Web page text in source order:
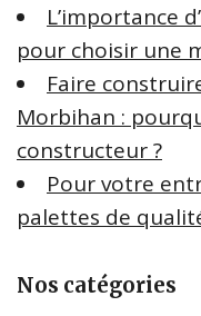
L’importance
pour choisir une
Faire
Morbihan :
constructeur ?
Pour votre
palettes de
Nos catégories